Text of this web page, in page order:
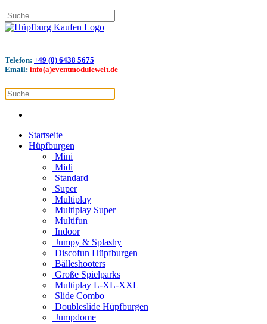
Telefon: +49 (0) 6438 5675
Email: info(a)eventmodulewelt.de
Startseite
Hüpfburgen
Mini
Midi
Standard
Super
Multiplay
Multiplay Super
Multifun
Indoor
Jumpy & Splashy
Discofun Hüpfburgen
Bälleshooters
Große Spielparks
Multiplay L-XL-XXL
Slide Combo
Doubleslide Hüpfburgen
Jumpdome